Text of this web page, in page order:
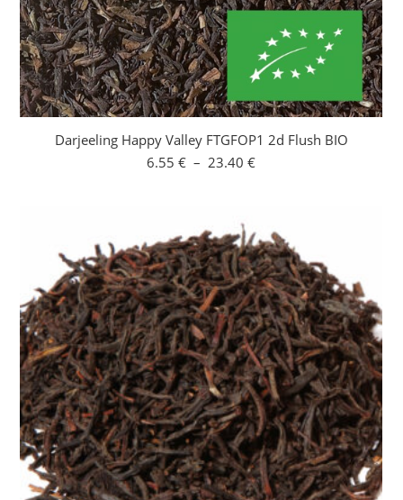
Darjeeling Happy Valley FTGFOP1 2d Flush BIO
6.55 € – 23.40 €Plage
à
23.40 €